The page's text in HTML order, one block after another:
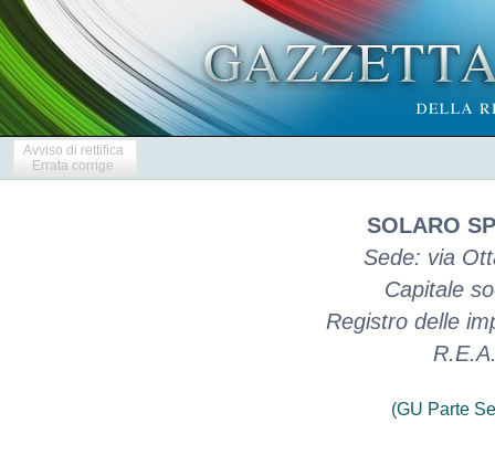
Avviso di rettifica
Errata corrige
SOLARO
Sede: via
Capitale
Registro delle
(GU Parte